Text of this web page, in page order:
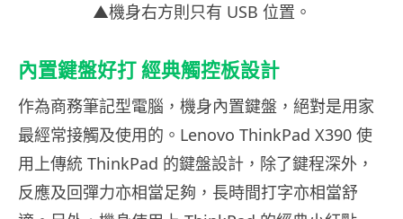
▲機身右方則只有 USB 位置。
內置鍵盤好打 經典觸控板設計
作為商務筆記型電腦，機身內置鍵盤，絕對是用家
最經常接觸及使用的。Lenovo ThinkPad X390 使
用上傳統 ThinkPad 的鍵盤設計，除了鍵程深外，
反應及回彈力亦相當足夠，長時間打字亦相當舒